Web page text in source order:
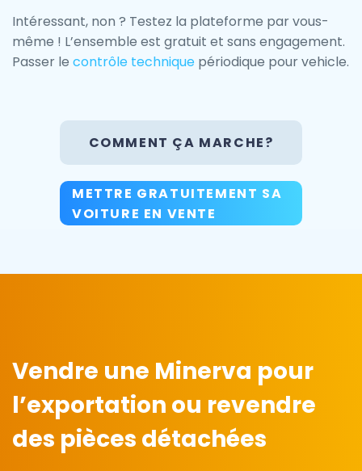
Intéressant, non ? Testez la plateforme par vous-
même ! L’ensemble est gratuit et sans engagement.
Passer le contrôle technique périodique pour vehicle.
COMMENT ÇA MARCHE?
METTRE GRATUITEMENT SA
VOITURE EN VENTE
Vendre une Minerva pour
l’exportation ou revendre
des pièces détachées